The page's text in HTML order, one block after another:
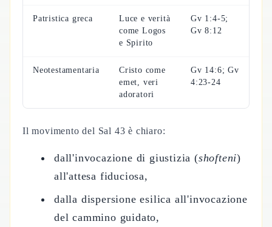
Patristica greca
Luce e verità
come Logos
e Spirito
Gv 1:4-5;
Gv 8:12
Neotestamentaria
Cristo come
emet, veri
adoratori
Gv 14:6; Gv
4:23-24
Il movimento del Sal 43 è chiaro:
dall'invocazione di giustizia (shofteni)
all'attesa fiduciosa,
dalla dispersione esilica all'invocazione
del cammino guidato,